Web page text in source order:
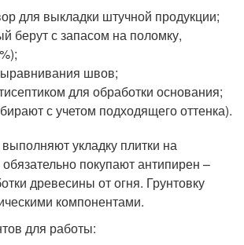
для выкладки штучной продукции;
берут с запасом на поломку,
швов;
для обработки основания;
с учетом подходящего оттенка).
укладку плитки на
покупают антипирен –
древесины от огня. Грунтовку
компонентами.
для работы: